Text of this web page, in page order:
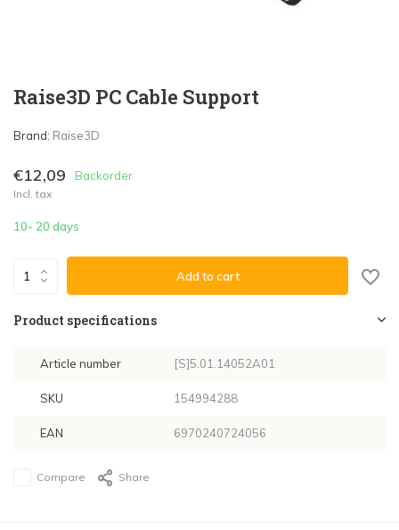
Raise3D PC Cable Support
Brand: Raise3D
€12,09 Backorder
Incl. tax
10- 20 days
Add to cart
Product specifications
Article number [S]5.01.14052A01
SKU 154994288
EAN 6970240724056
Compare Share